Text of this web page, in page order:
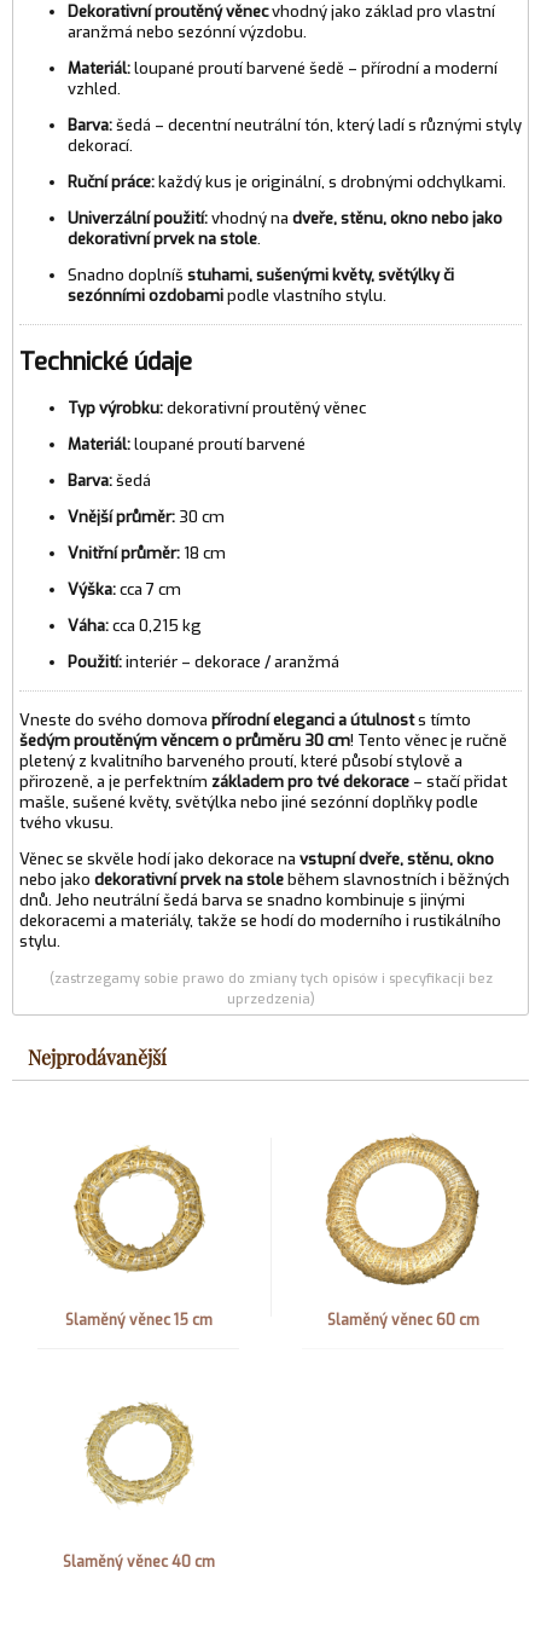
Dekorativní proutěný věnecvhodný jako základ pro vlastní
aranžmá nebo sezónní výzdobu.
Materiál:loupané proutí barvené šedě – přírodní a moderní
vzhled.
Barva:šedá – decentní neutrální tón, který ladí s různými styly
dekorací.
Ruční práce:každý kus je originální, s drobnými odchylkami.
Univerzální použití:vhodný na dveře, stěnu, okno nebo jako
dekorativní prvek na stole.
Snadno doplníš stuhami, sušenými květy, světýlky či
sezónními ozdobamipodle vlastního stylu.
Technické údaje
Typ výrobku:dekorativní proutěný věnec
Materiál:loupané proutí barvené
Barva:šedá
Vnější průměr: 30 cm
Vnitřní průměr: 18 cm
Výška:cca 7 cm
Váha:cca 0,215 kg
Použití:interiér – dekorace / aranžmá
Vneste do svého domova přírodní eleganci a útulnosts tímto
šedým proutěným věncem o průměru 30 cm! Tento věnec je ručně
pletený z kvalitního barveného proutí, které působí stylově a
přirozeně, a je perfektním základem pro tvé dekorace – stačí přidat
mašle, sušené květy, světýlka nebo jiné sezónní doplňky podle
tvého vkusu.
Věnec se skvěle hodí jako dekorace na vstupní dveře, stěnu, okno
nebo jako dekorativní prvek na stoleběhem slavnostních i běžných
dnů. Jeho neutrální šedá barva se snadno kombinuje s jinými
dekoracemi a materiály, takže se hodí do moderního i rustikálního
stylu.
(zastrzegamy sobie prawo do zmiany tych opisów i specyfikacji bez
uprzedzenia)
Nejprodávanější
Slaměný věnec 15 cm Slaměný věnec 60 cm
Slaměný věnec 40 cm